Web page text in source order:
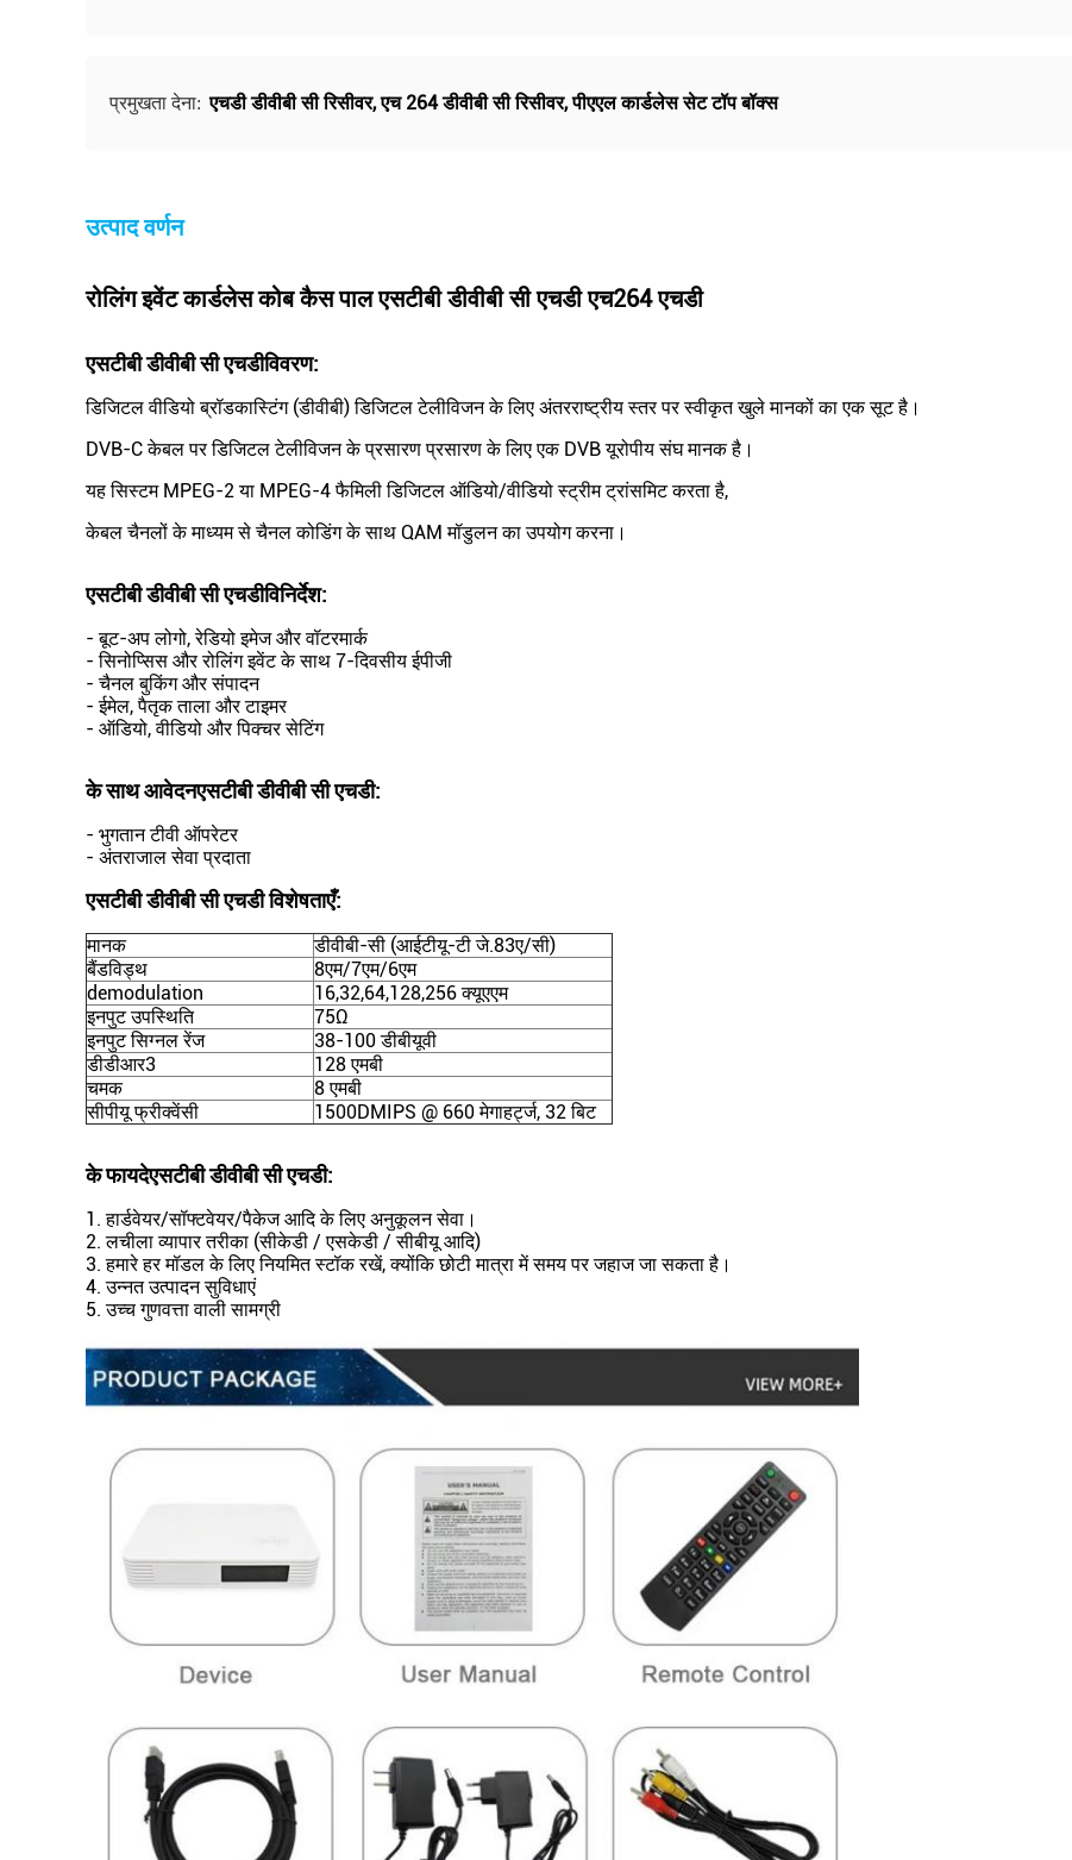
प्रमुखता देना: एचडी डीवीबी सी रिसीवर,एच 264 डीवीबी सी रिसीवर,पीएएल कार्डलेस सेट टॉप बॉक्स
उत्पाद वर्णन
रोलिंग इवेंट कार्डलेस कोब कैस पाल एसटीबी डीवीबी सी एचडी एच264 एचडी
एसटीबी डीवीबी सी एचडीविवरण:
डिजिटल वीडियो ब्रॉडकास्टिंग (डीवीबी) डिजिटल टेलीविजन के लिए अंतरराष्ट्रीय स्तर पर स्वीकृत खुले मानकों का एक सूट है।
DVB-C केबल पर डिजिटल टेलीविजन के प्रसारण प्रसारण के लिए एक DVB यूरोपीय संघ मानक है।
यह सिस्टम MPEG-2 या MPEG-4 फैमिली डिजिटल ऑडियो/वीडियो स्ट्रीम ट्रांसमिट करता है,
केबल चैनलों के माध्यम से चैनल कोडिंग के साथ QAM मॉडुलन का उपयोग करना।
एसटीबी डीवीबी सी एचडीविनिर्देश:
- बूट-अप लोगो, रेडियो इमेज और वॉटरमार्क
- सिनोप्सिस और रोलिंग इवेंट के साथ 7-दिवसीय ईपीजी
- चैनल बुकिंग और संपादन
- ईमेल, पैतृक ताला और टाइमर
- ऑडियो, वीडियो और पिक्चर सेटिंग
के साथ आवेदनएसटीबी डीवीबी सी एचडी:
- भुगतान टीवी ऑपरेटर
- अंतराजाल सेवा प्रदाता
एसटीबी डीवीबी सी एचडीविशेषताएँ:
मानक
डीवीबी-सी (आईटीयू-टी जे.83ए/सी)
बैंडविड्थ
8एम/7एम/6एम
demodulation
16,32,64,128,256 क्यूएएम
इनपुट उपस्थिति
75Ω
इनपुट सिग्नल रेंज
38-100 डीबीयूवी
डीडीआर3
128 एमबी
चमक
8 एमबी
सीपीयू फ्रीक्वेंसी
1500DMIPS @ 660 मेगाहर्ट्ज, 32 बिट
के फायदेएसटीबी डीवीबी सी एचडी:
1. हार्डवेयर/सॉफ्टवेयर/पैकेज आदि के लिए अनुकूलन सेवा।
2. लचीला व्यापार तरीका (सीकेडी / एसकेडी / सीबीयू आदि)
3. हमारे हर मॉडल के लिए नियमित स्टॉक रखें, क्योंकि छोटी मात्रा में समय पर जहाज जा सकता है।
4. उन्नत उत्पादन सुविधाएं
5. उच्च गुणवत्ता वाली सामग्री